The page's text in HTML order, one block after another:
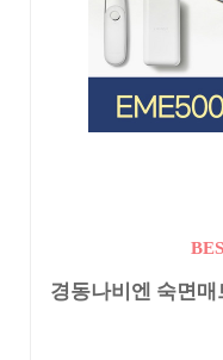
경동나비엔 숙면매